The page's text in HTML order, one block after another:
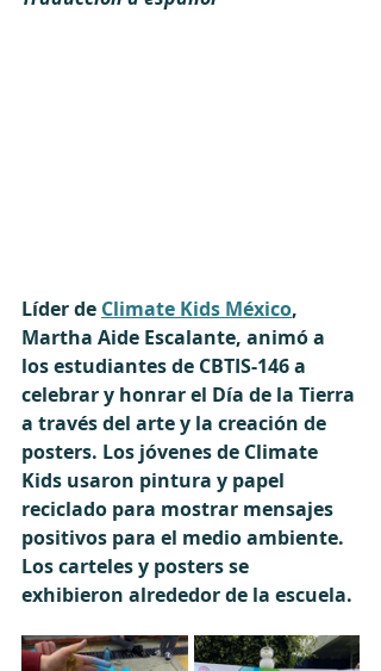
Líder de Climate Kids México,
Martha Aide Escalante, animó a
los estudiantes de CBTIS-146 a
celebrar y honrar el Día de la Tierra
a través del arte y la creación de
posters. Los jóvenes de Climate
Kids usaron pintura y papel
reciclado para mostrar mensajes
positivos para el medio ambiente.
Los carteles y posters se
exhibieron alrededor de la escuela.